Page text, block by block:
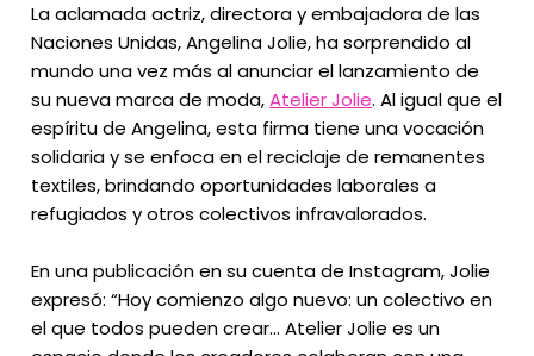
La aclamada actriz, directora y embajadora de las
Naciones Unidas, Angelina Jolie, ha sorprendido al
mundo una vez más al anunciar el lanzamiento de
su nueva marca de moda,Atelier Jolie. Al igual que el
espíritu de Angelina, esta firma tiene una vocación
solidaria y se enfoca en el reciclaje de remanentes
textiles, brindando oportunidades laborales a
refugiados y otros colectivos infravalorados.
En una publicación en su cuenta de Instagram, Jolie
expresó: “Hoy comienzo algo nuevo: un colectivo en
el que todos pueden crear… Atelier Jolie es un